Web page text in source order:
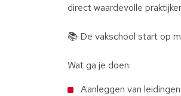
direct waardevolle
📚 De vakschool start op
Wat ga je doen:
Aanleggen van